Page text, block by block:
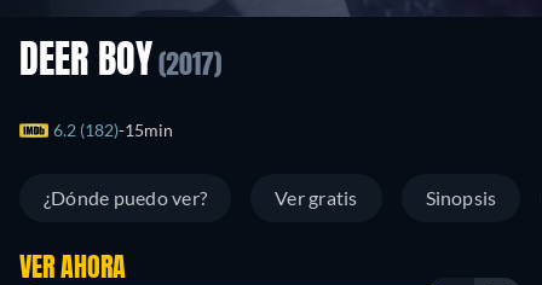
DEER BOY (2017)
6.2 (182) 15min
¿Dónde puedo ver? Ver gratis Sinopsis
VER AHORA